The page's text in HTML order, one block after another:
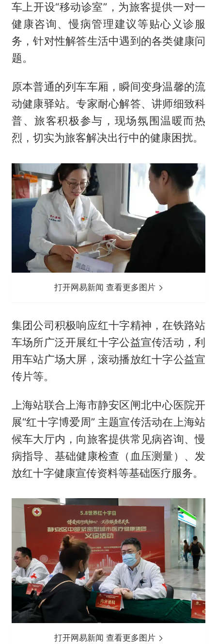
车上开设“移动诊室”，为旅客提供一对一
健康咨询、慢病管理建议等贴心义诊服
务，针对性解答生活中遇到的各类健康问
题。
原本普通的列车车厢，瞬间变身温馨的流
动健康驿站。专家耐心解答、讲师细致科
普、旅客积极参与，现场氛围温暖而热
烈，切实为旅客解决出行中的健康困扰。
打开网易新闻 查看更多图片
集团公司积极响应红十字精神，在铁路站
车场所广泛开展红十字公益宣传活动，利
用车站广场大屏，滚动播放红十字公益宣
传片等。
上海站联合上海市静安区闸北中心医院开
展“红十字博爱周” 主题宣传活动在上海站
候车大厅内，向旅客提供常见病咨询、慢
病指导、基础健康检查（血压测量）、发
放红十字健康宣传资料等基础医疗服务。
打开网易新闻 查看更多图片